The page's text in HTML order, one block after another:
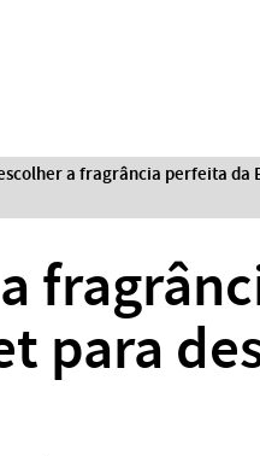
a fragrância perfeita da
para